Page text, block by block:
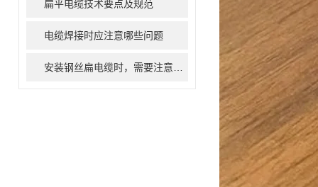
扁平电缆技术要点及规范
电缆焊接时应注意哪些问题